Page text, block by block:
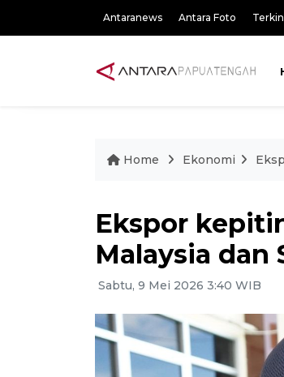
Antaranews Antara Foto
Home Ekonomi
Ekspor
Malaysia dan
Sabtu, 9 Mei 2026 3:40 WIB